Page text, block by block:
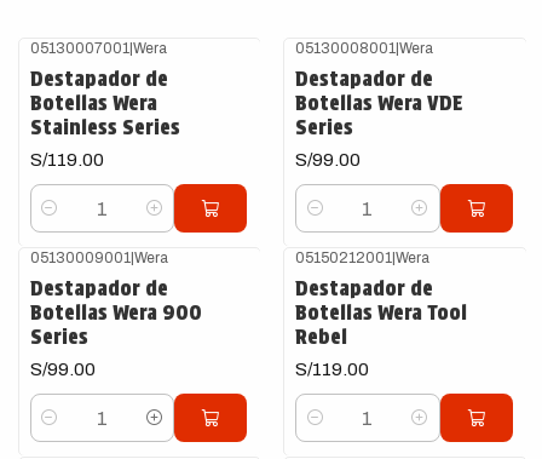
05130007001 |Wera
Destapador de
Botellas Wera
Stainless Series
S/119.00
Cantidad
05130008001 |Wera
Destapador de
Botellas Wera VDE
Series
S/99.00
Cantidad
05130009001 |Wera
Destapador de
Botellas Wera 900
Series
S/99.00
Cantidad
05150212001 |Wera
Destapador de
Botellas Wera Tool
Rebel
S/119.00
Cantidad